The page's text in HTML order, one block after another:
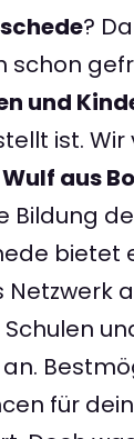
?
schon
und
ist. Wir
aus
Bildung
bietet
für